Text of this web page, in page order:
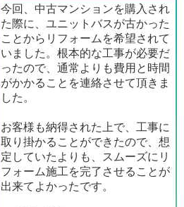
今回、中古マンションを購入され
た際に、ユニットバスが古かった
ことからリフォームを希望されて
いました。根本的な工事が必要だ
ったので、通常よりも費用と時間
がかかることを連絡させて頂きま
した。
お客様も納得された上で、工事に
取り掛かることができたので、想
定していたよりも、スムーズにリ
フォーム施工を完了させることが
出来てよかったです。